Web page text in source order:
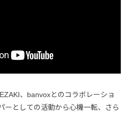
、banvoxとのコラボレーショ
ーとしての活動から心機一転、さら